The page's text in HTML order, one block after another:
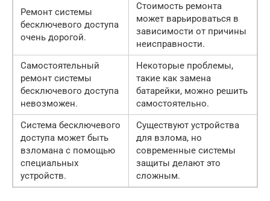
Ремонт системы
бесключевого доступа
очень дорогой.
Стоимость ремонта
может варьироваться в
зависимости от причины
неисправности.
Самостоятельный
ремонт системы
бесключевого доступа
невозможен.
Некоторые проблемы,
такие как замена
батарейки, можно решить
самостоятельно.
Система бесключевого
доступа может быть
взломана с помощью
специальных
устройств.
Существуют устройства
для взлома, но
современные системы
защиты делают это
сложным.